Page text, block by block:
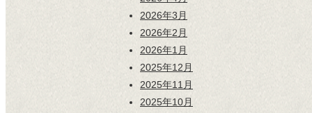
2026年3月
2026年2月
2026年1月
2025年12月
2025年11月
2025年10月